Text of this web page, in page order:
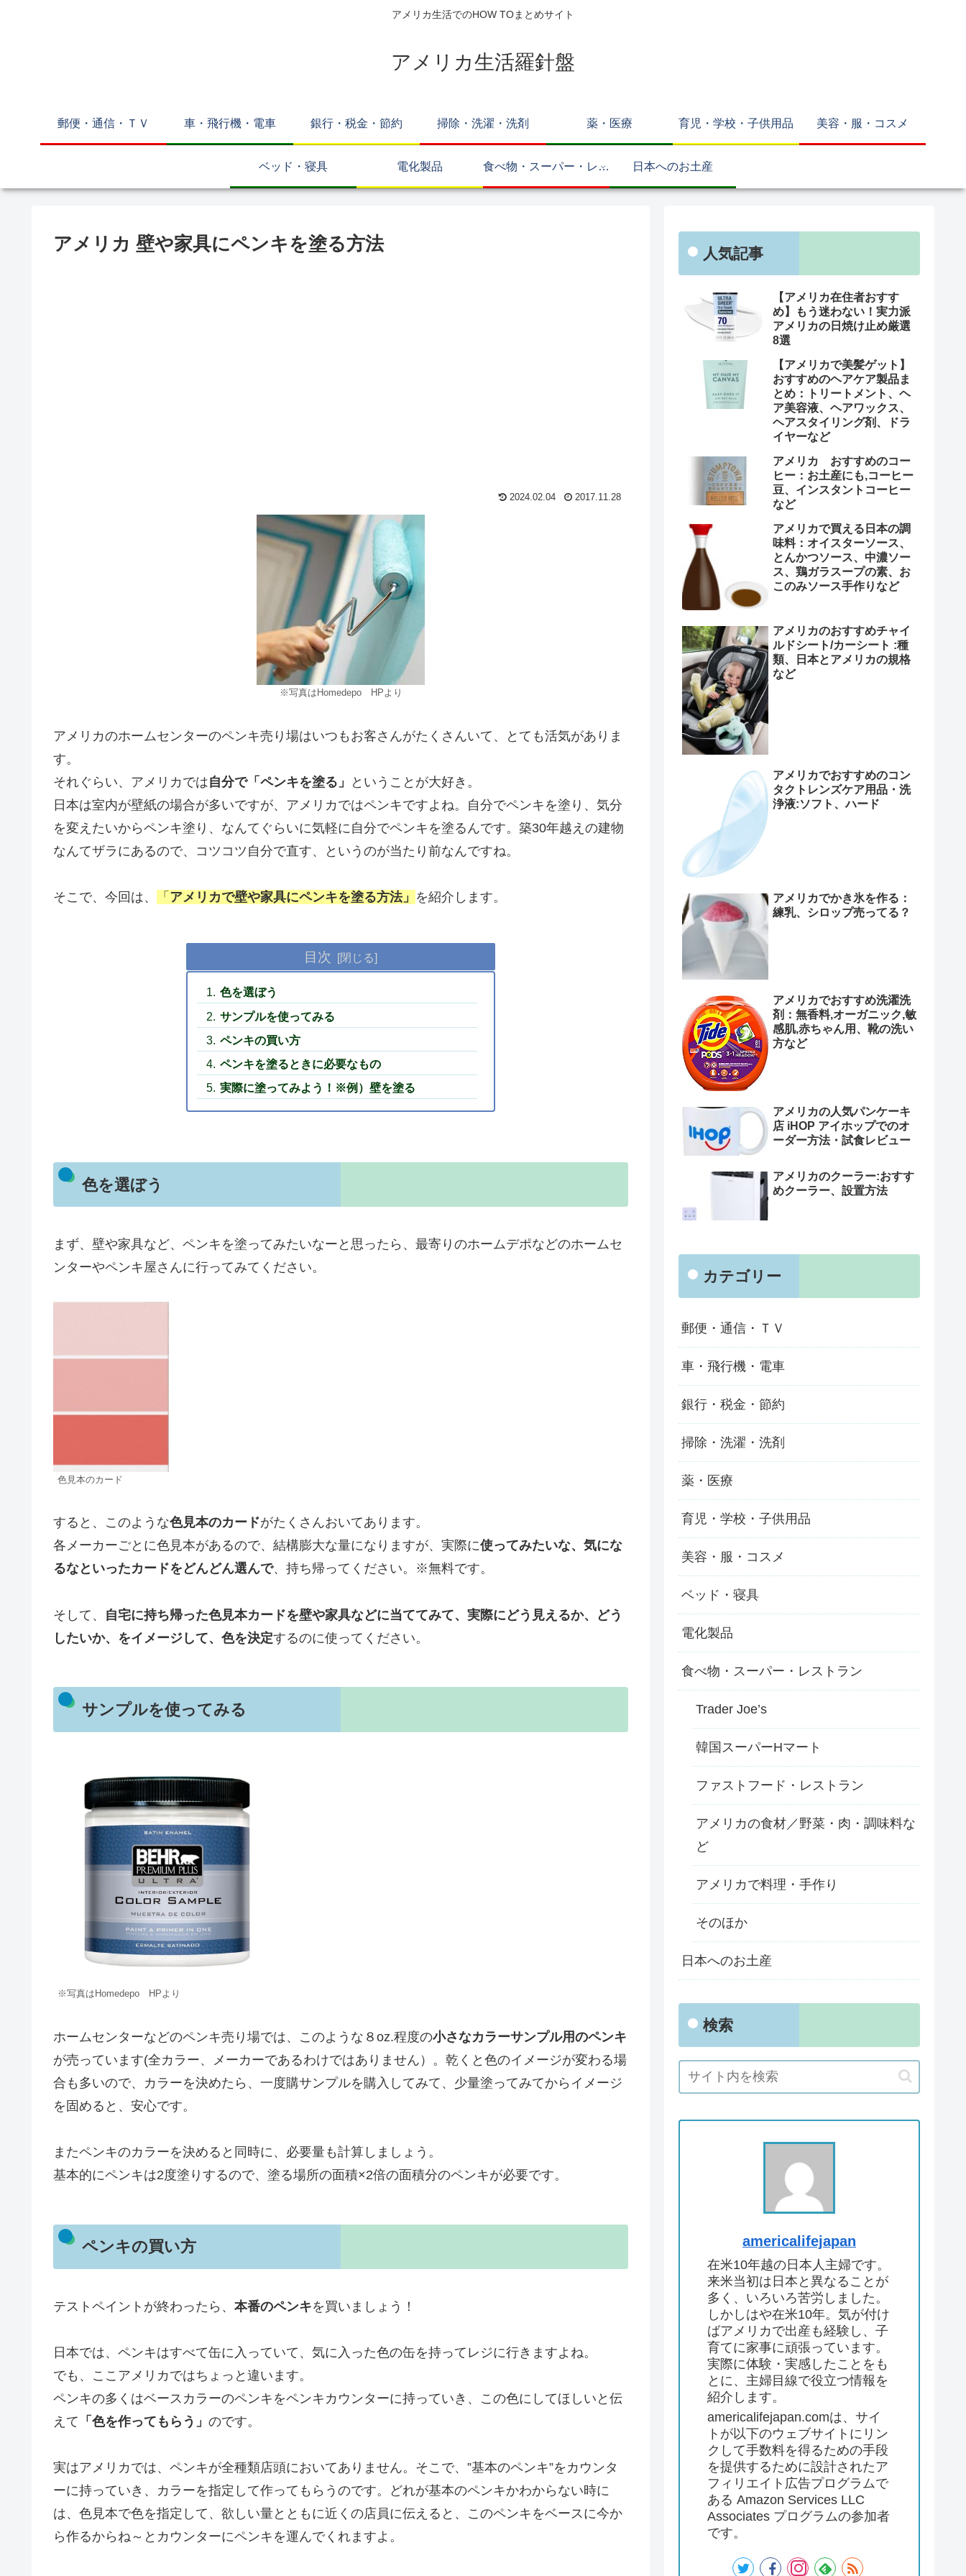
アメリカ生活でのHOW TOまとめサイト
アメリカ生活羅針盤
郵便・通信・ＴＶ 車・飛行機・電車 銀行・税金・節約 掃除・洗濯・洗剤 薬・医療 育児・学校・子供用品 美容・服・コスメ
ベッド・寝具 電化製品 食べ物・スーパー・レス 日本へのお土産
アメリカ 壁や家具にペンキを塗る方法
2024.02.04 2017.11.28
※写真はHomedepo HPより
アメリカのホームセンターのペンキ売り場はいつもお客さんがたくさんいて、とても活気がありま
す。
それぐらい、アメリカでは自分で「ペンキを塗る」
ということが大好き。
日本は室内が壁紙の場合が多いですが、アメリカではペンキですよね。自分でペンキを塗り、気分
を変えたいからペンキ塗り、なんてぐらいに気軽に自分でペンキを塗るんです。築30年越えの建物
なんてザラにあるので、コツコツ自分で直す、というのが当たり前なんですね。
そこで、今回は、 「 アメリカで壁や家具にペンキを塗る方法」 を紹介します。
目次
色を選ぼう
サンプルを使ってみる
ペンキの買い方
ペンキを塗るときに必要なもの
実際に塗ってみよう！※例）壁を塗る
色を選ぼう
まず、壁や家具など、ペンキを塗ってみたいなーと思ったら、最寄りのホームデポなどのホームセ
ンターやペンキ屋さんに行ってみてください。
色見本のカード
すると、このような色見本のカードがたくさんおいてあります。
各メーカーごとに色見本があるので、結構膨大な量になりますが、実際に使ってみたいな、気にな
るなといったカードをどんどん選んで、持ち帰ってください。※無料です。
そして、 自宅に持ち帰った色見本カードを壁や家具などに当ててみて、実際にどう見えるか、どう
したいか、をイメージして、色を決定するのに使ってください。
サンプルを使ってみる
※写真はHomedepo HPより
ホームセンターなどのペンキ売り場では、このような８oz.程度の小さなカラーサンプル用のペンキ
が売っています(全カラー、メーカーであるわけではありません）。乾くと色のイメージが変わる場
合も多いので、カラーを決めたら、一度購サンプルを購入してみて、少量塗ってみてからイメージ
を固めると、安心です。
またペンキのカラーを決めると同時に、必要量も計算しましょう。
基本的にペンキは2度塗りするので、塗る場所の面積×2倍の面積分のペンキが必要です。
ペンキの買い方
テストペイントが終わったら、 本番のペンキを買いましょう！
日本では、ペンキはすべて缶に入っていて、気に入った色の缶を持ってレジに行きますよね。
でも、ここアメリカではちょっと違います。
ペンキの多くはベースカラーのペンキをペンキカウンターに持っていき、この色にしてほしいと伝
えて 「色を作ってもらう」 のです。
実はアメリカでは、ペンキが全種類店頭においてありません。そこで、”基本のペンキ”をカウンタ
ーに持っていき、カラーを指定して作ってもらうのです。どれが基本のペンキかわからない時に
は、色見本で色を指定して、欲しい量とともに近くの店員に伝えると、このペンキをベースに今か
ら作るからね～とカウンターにペンキを運んでくれますよ。
人気記事
【アメリカ在住者おすす
め】もう迷わない！実力派
アメリカの日焼け止め厳選
8選
【アメリカで美髪ゲット】
おすすめのヘアケア製品ま
とめ：トリートメント、ヘ
ア美容液、ヘアワックス、
ヘアスタイリング剤、ドラ
イヤーなど
アメリカ おすすめのコー
ヒー：お土産にも,コーヒー
豆、インスタントコーヒー
など
アメリカで買える日本の調
味料：オイスターソース、
とんかつソース、中濃ソー
ス、鶏ガラスープの素、お
このみソース手作りなど
アメリカのおすすめチャイ
ルドシート/カーシート :種
類、日本とアメリカの規格
など
アメリカでおすすめのコン
タクトレンズケア用品・洗
浄液:ソフト、ハード
アメリカでかき氷を作る：
練乳、シロップ売ってる？
アメリカでおすすめ洗濯洗
剤：無香料,オーガニック,敏
感肌,赤ちゃん用、靴の洗い
方など
アメリカの人気パンケーキ
店 iHOP アイホップでのオ
ーダー方法・試食レビュー
アメリカのクーラー:おすす
めクーラー、設置方法
カテゴリー
郵便・通信・ＴＶ
車・飛行機・電車
銀行・税金・節約
掃除・洗濯・洗剤
薬・医療
育児・学校・子供用品
美容・服・コスメ
ベッド・寝具
電化製品
食べ物・スーパー・レストラン
Trader Joe’s
韓国スーパーHマート
ファストフード・レストラン
アメリカの食材／野菜・肉・調味料な
ど
アメリカで料理・手作り
そのほか
日本へのお土産
検索
americalifejapan
在米10年越の日本人主婦です。
来米当初は日本と異なることが
多く、いろいろ苦労しました。
しかしはや在米10年。気が付け
ばアメリカで出産も経験し、子
育てに家事に頑張っています。
実際に体験・実感したことをも
とに、主婦目線で役立つ情報を
紹介します。
americalifejapan.comは、サイ
トが以下のウェブサイトにリン
クして手数料を得るための手段
を提供するために設計されたア
フィリエイト広告プログラムで
ある Amazon Services LLC
Associates プログラムの参加者
です。